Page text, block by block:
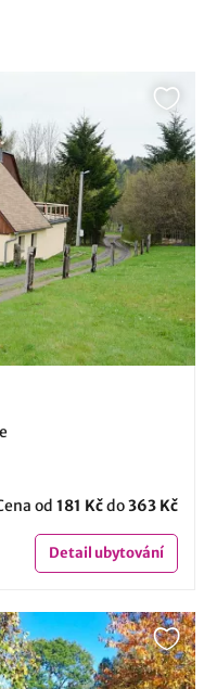
od 181 Kčdo363 Kč
Detailubytování